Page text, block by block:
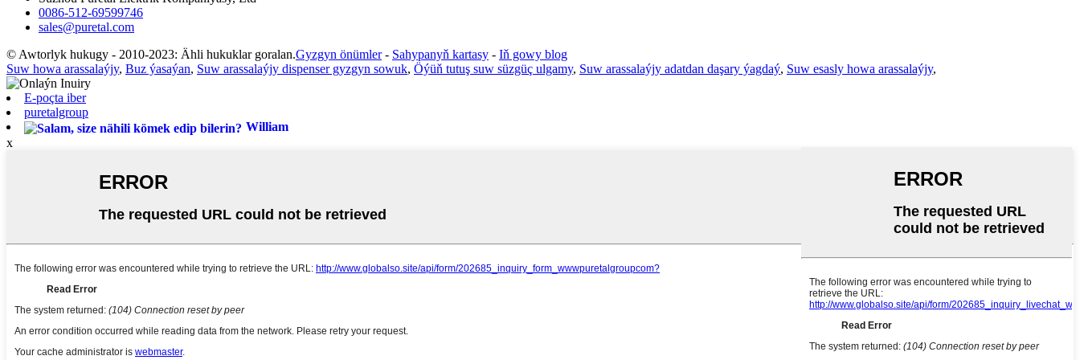
0086-512-69599746
sales@puretal.com
© Awtorlyk hukugy - 2010-2023: Ähli hukuklar goralan.Gyzgyn önümler- Sahypanyň kartasy - Iň gowy blog
Suw howa arassalaýjy, Buz ýasaýan, Suw arassalaýjy dispenser gyzgyn sowuk, Öýüň tutuş suw süzgüç ulgamy, Suw arassalaýjy adatdan daşary ýagdaý, Suw esasly howa arassalaýjy,
E-poçta iber
puretalgroup
William
x